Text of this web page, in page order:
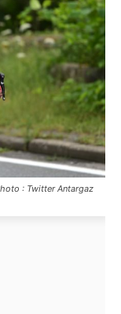
: Twitter Antargaz